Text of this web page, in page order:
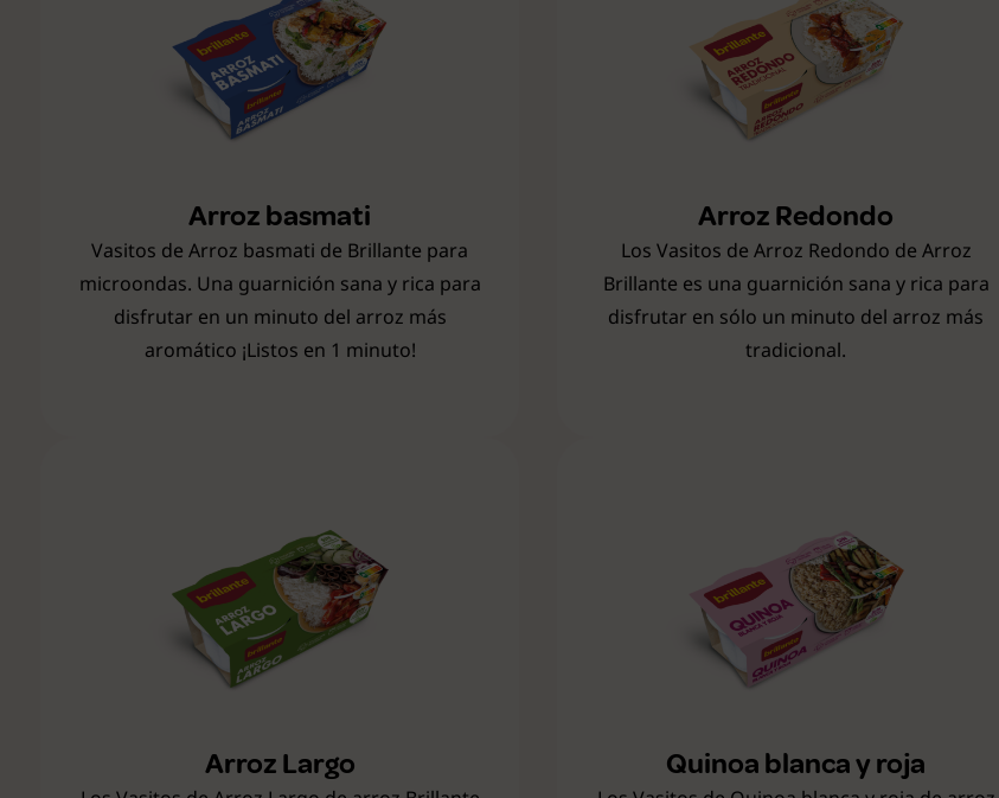
Arroz basmati
Vasitos de Arroz basmati de Brillante para
microondas. Una guarnición sana y rica para
disfrutar en un minuto del arroz más
aromático ¡Listos en 1 minuto!
Arroz Redondo
Los Vasitos de Arroz Redondo de Arroz
Brillante es una guarnición sana y rica para
disfrutar en sólo un minuto del arroz más
tradicional.
Arroz Largo Quinoa blanca y roja